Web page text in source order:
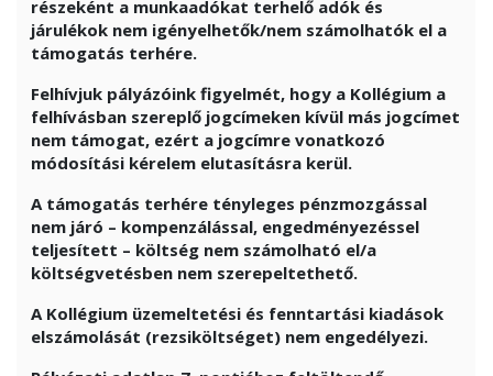
részeként a munkaadókat terhelő adók és
járulékok nem igényelhetők/nem számolhatók el a
támogatás terhére.
Felhívjuk pályázóink figyelmét, hogy a Kollégium a
felhívásban szereplő jogcímeken kívül más jogcímet
nem támogat, ezért a jogcímre vonatkozó
módosítási kérelem elutasításra kerül.
A támogatás terhére tényleges pénzmozgással
nem járó – kompenzálással, engedményezéssel
teljesített – költség nem számolható el/a
költségvetésben nem szerepeltethető.
A Kollégium üzemeltetési és fenntartási kiadások
elszámolását (rezsiköltséget) nem engedélyezi.